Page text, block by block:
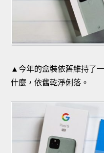
▲今年的盒裝依舊維持了
什麼，依舊乾淨俐落。